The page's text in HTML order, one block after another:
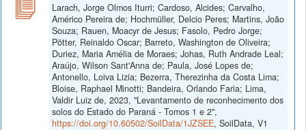
Larach, Jorge Olmos Iturri; Cardoso, Alcides; Carvalho,
Américo Pereira de; Hochmüller, Delcio Peres; Martins, João
Souza; Rauen, Moacyr de Jesus; Fasolo, Pedro Jorge;
Pötter, Reinaldo Oscar; Barreto, Washington de Oliveira;
Duriez, Maria Amélia de Moraes; Johas, Ruth Andrade Leal;
Araújo, Wilson Sant'Anna de; Paula, José Lopes de;
Antonello, Loiva Lizia; Bezerra, Therezinha da Costa Lima;
Bloise, Raphael Minotti; Bandeira, Orlando Faria; Lima,
Valdir Luiz de, 2023, "Levantamento de reconhecimento dos
solos do Estado do Paraná - Tomos 1 e 2",
https://doi.org/10.60502/SoilData/1JZSEE, SoilData, V1